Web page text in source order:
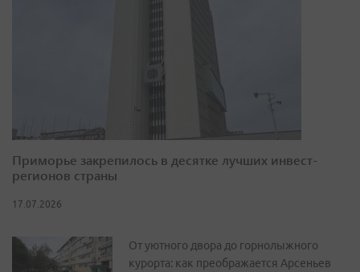
Приморье закрепилось в десятке лучших инвест-
регионов страны
17.07.2026
От уютного двора до горнолыжного
курорта: как преображается Арсеньев